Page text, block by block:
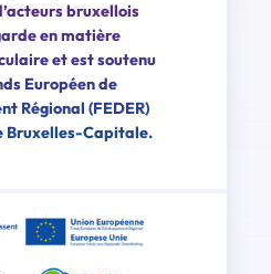
bruxellois
en matière
et est soutenu
Européen de
Régional (FEDER)
Bruxelles-Capitale.